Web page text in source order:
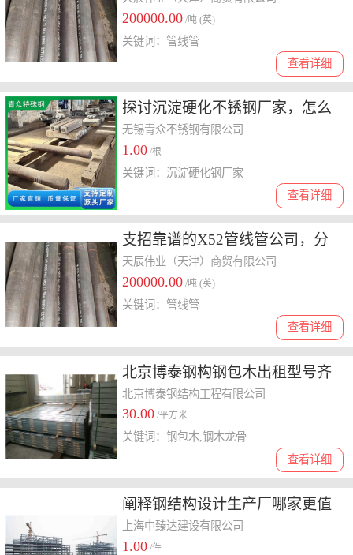
200000.00 /吨 (英)
查看详细
关键词：管线管
探讨沉淀硬化不锈钢厂家，怎么
选择
无锡青众不锈钢有限公司
1.00 /根
查看详细
关键词：沉淀硬化钢厂家
支招靠谱的X52管线管公司，分
析口碑与价格，哪家性价比高？
天辰伟业（天津）商贸有限公司
200000.00 /吨 (英)
查看详细
关键词：管线管
北京博泰钢构钢包木出租型号齐
全，24小时服务----2分钟前新
北京博泰钢结构工程有限公司
30.00 /平方米
查看详细
关键词：钢包木,钢木龙骨
阐释钢结构设计生产厂哪家更值
得选，口碑评价全分析
上海中臻达建设有限公司
1.00 /件